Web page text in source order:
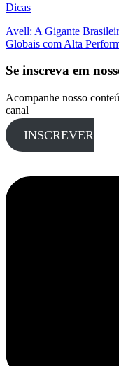
Dicas
Avell: A Gigante
Globais com Alta
Se inscreva em
Acompanhe nosso
canal
INSCREVER